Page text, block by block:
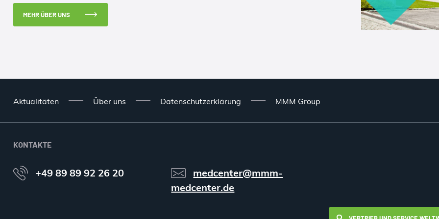
MEHR ÜBER UNS
Aktualitäten Über uns Datenschutzerklärung MMM Group
KONTAKTE
+49 89 89 92 26 20
medcenter@mmm-
medcenter.de